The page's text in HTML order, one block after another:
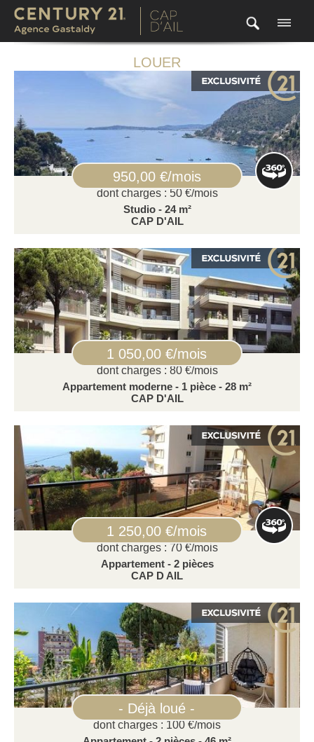
LOUER
950,00 €/mois
dont charges : 50 €/mois
Studio - 24 m²
CAP D'AIL
1 050,00 €/mois
dont charges : 80 €/mois
Appartement moderne - 1 pièce - 28 m²
CAP D'AIL
1 250,00 €/mois
dont charges : 70 €/mois
Appartement - 2 pièces
CAP D AIL
- Déjà loué -
dont charges : 100 €/mois